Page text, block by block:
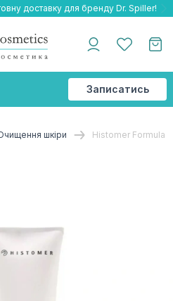
та подарнки до бренду Braderm!
бренд HOLY LAND!
доставку для бренду Dr. Spiller!
Записатись
на
шкіри Histomer Formula